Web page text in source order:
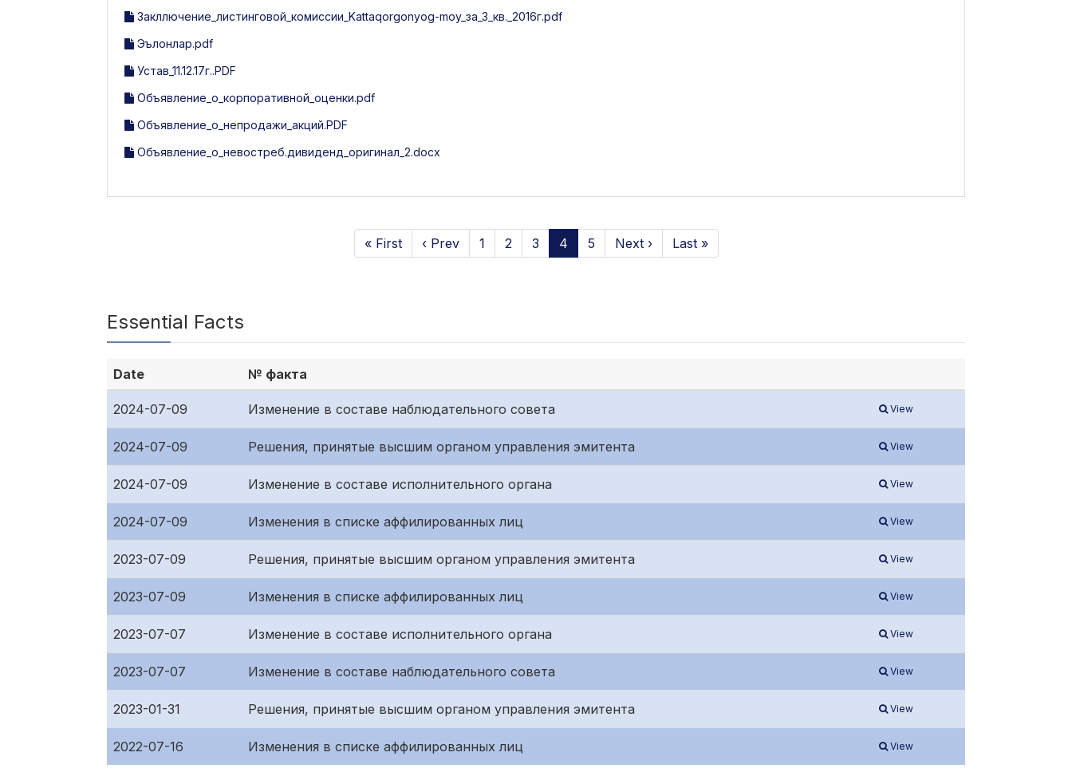
Закллючение_листинговой_комиссии_Kattaqorgonyog-moy_за_3_кв._2016г.pdf
Эълонлар.pdf
Устав_11.12.17г..PDF
Объявление_о_корпоративной_оценки.pdf
Объявление_о_непродажи_акций.PDF
Объявление_о_невостреб.дивиденд_оригинал_2.docx
« First ‹ Prev 1 2 3 4 5 Next › Last »
Essential Facts
Date № факта
2024-07-09 Изменение в составе наблюдательного совета View
2024-07-09 Решения, принятые высшим органом управления эмитента View
2024-07-09 Изменение в составе исполнительного органа View
2024-07-09 Изменения в списке аффилированных лиц View
2023-07-09 Решения, принятые высшим органом управления эмитента View
2023-07-09 Изменения в списке аффилированных лиц View
2023-07-07 Изменение в составе исполнительного органа View
2023-07-07 Изменение в составе наблюдательного совета View
2023-01-31 Решения, принятые высшим органом управления эмитента View
2022-07-16 Изменения в списке аффилированных лиц View